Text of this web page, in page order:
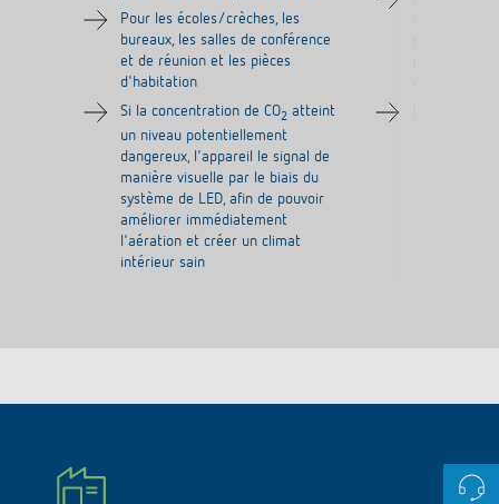
Pour les écoles/crèches, les
bureaux, les salles de conférence
et de réunion et les pièces
d'habitation
Si la concentration de CO2 atteint
un niveau potentiellement
dangereux, l'appareil le signal de
manière visuelle par le biais du
système de LED, afin de pouvoir
améliorer immédiatement
l'aération et créer un climat
intérieur sain